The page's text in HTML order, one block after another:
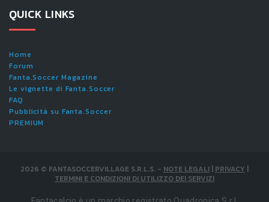
QUICK LINKS
Home
Forum
Fanta.Soccer Magazine
Le vignette di Fanta.Soccer
FAQ
Pubblicità su Fanta.Soccer
PREMIUM
2026 © FANTASOCCERVILLAGE S.R.L.S. - NOTE LEGALI | PRIVACY |
TERMINI E CONDIZIONI DI UTILIZZO DEI SERVIZI